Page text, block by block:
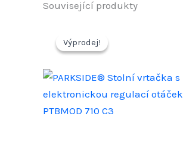
Související produkty
Výprodej!
Výprodej!